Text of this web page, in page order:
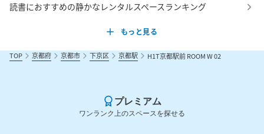
読書におすすめの静かなレンタルスペースランキング
もっと見る
TOP 京都府 京都市 下京区 京都駅 H1T京都駅前 ROOM W 02
プレミアム
ワンランク上のスペースを探せる